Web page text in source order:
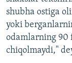
shubha ostiga
yoki
odamlarning 90
chiqolmaydi,"